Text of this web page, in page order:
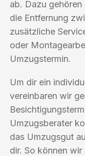
ab. Dazu
die Entfernung
zusätzliche
oder
Umzugstermin.
Um dir ein
vereinbaren wir
Umzugsberater
das Umzugsgut
dir. So können